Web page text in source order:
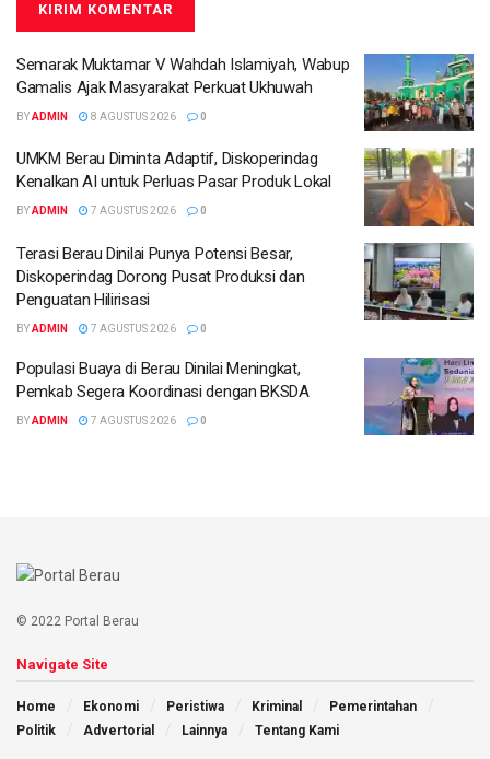
Semarak Muktamar V Wahdah Islamiyah, Wabup
Gamalis Ajak Masyarakat Perkuat Ukhuwah
BYADMIN 8 AGUSTUS 2026 0
UMKM Berau Diminta Adaptif, Diskoperindag
Kenalkan AI untuk Perluas Pasar Produk Lokal
BYADMIN 7 AGUSTUS 2026 0
Terasi Berau Dinilai Punya Potensi Besar,
Diskoperindag Dorong Pusat Produksi dan
Penguatan Hilirisasi
BYADMIN 7 AGUSTUS 2026 0
Populasi Buaya di Berau Dinilai Meningkat,
Pemkab Segera Koordinasi dengan BKSDA
BYADMIN 7 AGUSTUS 2026 0
© 2022 Portal Berau
Navigate Site
Home Ekonomi Peristiwa Kriminal
Pemerintahan
Politik
Advertorial Lainnya Tentang Kami